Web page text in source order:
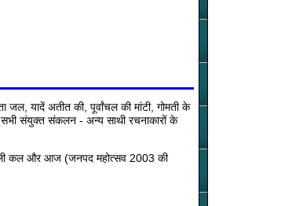
यादें अतीत की, पूर्वांचल की मांटी, गोमती के
संयुक्त संकलन - अन्य साथी रचनाकारों के
कल और आज (जनपद महोत्सव 2003 की